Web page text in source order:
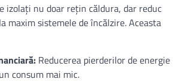
izolați nu doar rețin căldura, dar reduc
maxim sistemele de încălzire. Aceasta
Reducerea pierderilor de energie
consum mai mic.